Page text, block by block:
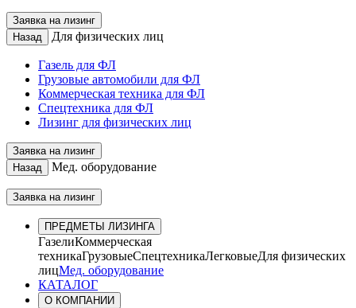
Заявка на лизинг
Назад
Для физических лиц
Газель для ФЛ
Грузовые автомобили для ФЛ
Коммерческая техника для ФЛ
Спецтехника для ФЛ
Лизинг для физических лиц
Заявка на лизинг
Назад
Мед. оборудование
Заявка на лизинг
ПРЕДМЕТЫ ЛИЗИНГА
ГазелиКоммерческая
техникаГрузовыеСпецтехникаЛегковыеДля физических
лицМед. оборудование
КАТАЛОГ
О КОМПАНИИ